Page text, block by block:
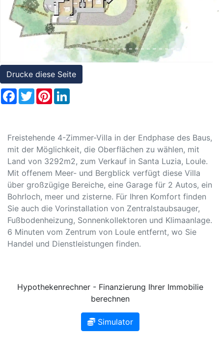
Referenzen
Immobilien
Steuerrecht
Drucke diese Seite
Facebook
TwitterPinterest
Freistehende 4-Zimmer-Villa in der Endphase des Baus,
mit der Möglichkeit, die Oberflächen zu wählen, mit
Land von 3292m2, zum Verkauf in Santa Luzia, Loule.
Mit offenem Meer- und Bergblick verfügt diese Villa
über großzügige Bereiche, eine Garage für 2 Autos, ein
Bohrloch, meer und zisterne. Für Ihren Komfort finden
Sie auch die Vorinstallation von Zentralstaubsauger,
Fußbodenheizung, Sonnenkollektoren und Klimaanlage.
6 Minuten vom Zentrum von Loule entfernt, wo Sie
Handel und Dienstleistungen finden.
Hypothekenrechner - Finanzierung Ihrer Immobilie
berechnen
Simulator